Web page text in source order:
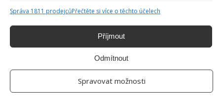
Správa 1811 prodejcůPřečtěte si více o těchto účelech
Příjmout
Odmítnout
Spravovat možnosti